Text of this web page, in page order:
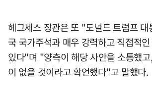
헤그세스 장관은 또 "도널드 트럼프 대
국 국가주석과 매우 강력하고 직접적
있다"며 "양측이 해당 사안을 소통했
이 없을 것이라고 확언했다"고 말했다.